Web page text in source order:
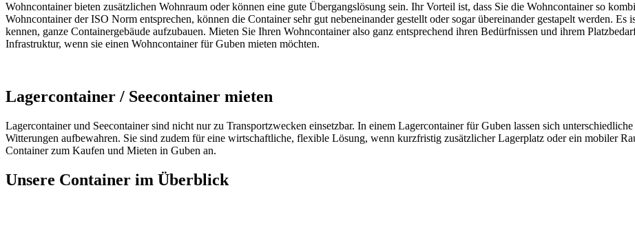
Wohncontainer bieten zusätzlichen Wohnraum oder können eine gute Übergangslösung sein. Ihr Vorteil ist, dass Sie die Wohncontainer so
Wohncontainer der ISO Norm entsprechen, können die Container sehr gut nebeneinander gestellt oder sogar übereinander gestapelt werden.
kennen, ganze Containergebäude aufzubauen. Mieten Sie Ihren Wohncontainer also ganz entsprechend ihren Bedürfnissen und ihrem
Infrastruktur, wenn sie einen Wohncontainer für Guben mieten möchten.
Lagercontainer / Seecontainer mieten
Lagercontainer und Seecontainer sind nicht nur zu Transportzwecken einsetzbar. In einem Lagercontainer für Guben lassen sich
Witterungen aufbewahren. Sie sind zudem für eine wirtschaftliche, flexible Lösung, wenn kurzfristig zusätzlicher Lagerplatz oder ein mobiler
Container zum Kaufen und Mieten in Guben an.
Unsere Container im Überblick